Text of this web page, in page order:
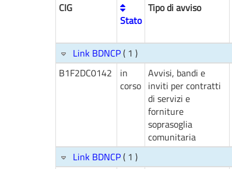
CIG
Stato
Tipo di avviso
Link BDNCP( 1 )
B1F2DC0142
in
corso
Avvisi, bandi e
inviti per contratti
di servizi e
forniture
soprasoglia
comunitaria
Link BDNCP( 1 )